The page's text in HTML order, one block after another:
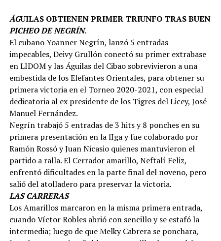
ÁGUILAS OBTIENEN PRIMER TRIUNFO TRAS BUEN
PICHEO DE NEGRÍN.
El cubano Yoanner Negrín, lanzó 5 entradas
impecables, Deivy Grullón conectó su primer extrabase
en LIDOM y las Águilas del Cibao sobrevivieron a una
embestida de los Elefantes Orientales, para obtener su
primera victoria en el Torneo 2020-2021, con especial
dedicatoria al ex presidente de los Tigres del Licey, José
Manuel Fernández.
Negrín trabajó 5 entradas de 3 hits y 8 ponches en su
primera presentación en la lIga y fue colaborado por
Ramón Rossó y Juan Nicasio quienes mantuvieron el
partido a ralla. El Cerrador amarillo, Neftalí Feliz,
enfrentó dificultades en la parte final del noveno, pero
salió del atolladero para preservar la victoria.
LAS CARRERAS
Los Amarillos marcaron en la misma primera entrada,
cuando Víctor Robles abrió con sencillo y se estafó la
intermedia; luego de que Melky Cabrera se ponchara,